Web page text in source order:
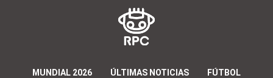
MUNDIAL 2026 ÚLTIMAS NOTICIAS FÚTBOL